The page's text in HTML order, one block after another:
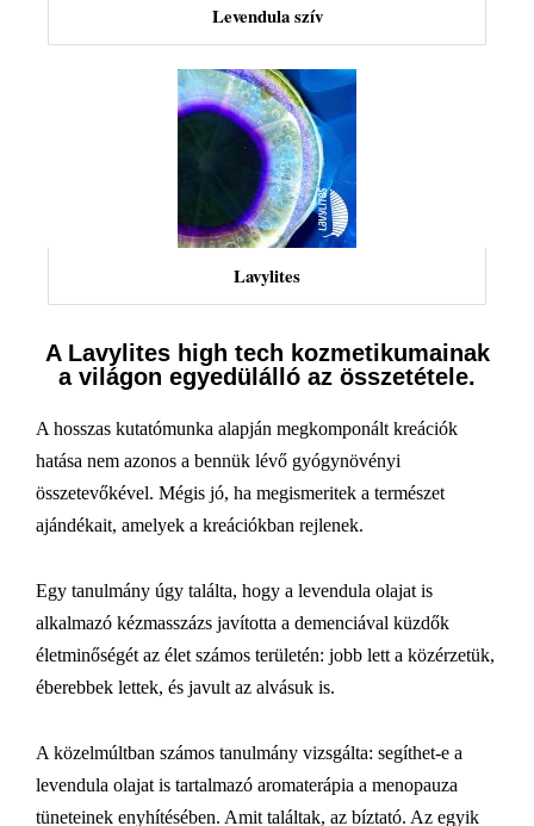
Levendula szív
Lavylites
A Lavylites high tech kozmetikumainak
a világon egyedülálló az összetétele.
A hosszas kutatómunka alapján megkomponált kreációk
hatása nem azonos a bennük lévő gyógynövényi
összetevőkével. Mégis jó, ha megismeritek a természet
ajándékait, amelyek a kreációkban rejlenek.
Egy tanulmány úgy találta, hogy a levendula olajat is
alkalmazó kézmasszázs javította a demenciával küzdők
életminőségét az élet számos területén: jobb lett a közérzetük,
éberebbek lettek, és javult az alvásuk is.
A közelmúltban számos tanulmány vizsgálta: segíthet-e a
levendula olajat is tartalmazó aromaterápia a menopauza
tüneteinek enyhítésében. Amit találtak, az bíztató. Az egyik